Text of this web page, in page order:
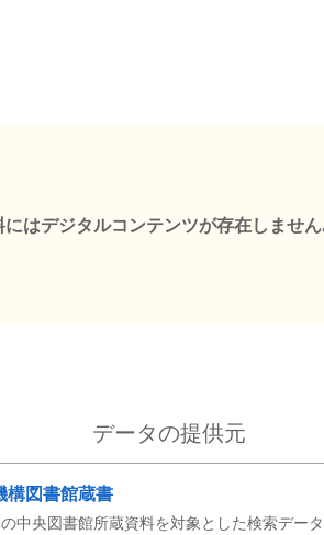
にはデジタルコンテンツが存在しません
データの提供元
構図書館蔵書
中央図書館所蔵資料を対象とした検索デー